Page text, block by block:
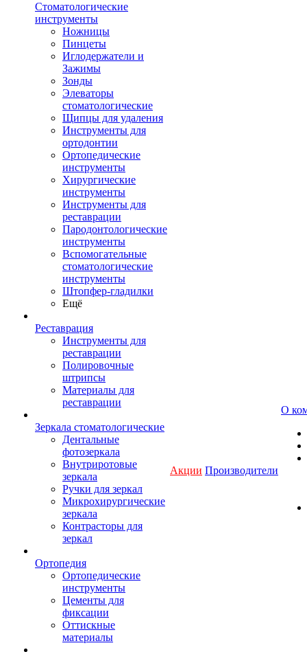
Стоматологические
инструменты
Ножницы
Пинцеты
Иглодержатели и
Зажимы
Зонды
Элеваторы
стоматологические
Щипцы для удаления
Инструменты для
ортодонтии
Ортопедические
инструменты
Хирургические
инструменты
Инструменты для
реставрации
Пародонтологические
инструменты
Вспомогательные
стоматологические
инструменты
Штопфер-гладилки
Ещё
Реставрация
Инструменты для
реставрации
Полировочные
штрипсы
Материалы для
реставрации
Зеркала стоматологические
Дентальные
фотозеркала
Внутриротовые
зеркала
Ручки для зеркал
Микрохирургические
зеркала
Контрасторы для
зеркал
Ортопедия
Ортопедические
инструменты
Цементы для
фиксации
Оттискные
материалы
Акции Производители
О